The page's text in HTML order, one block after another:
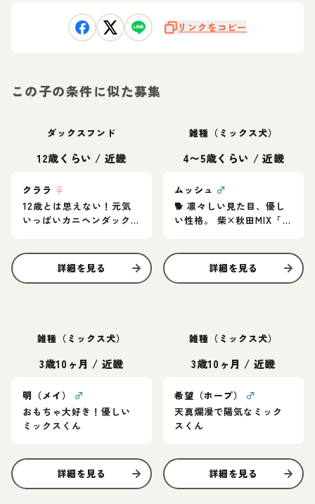
リンクをコピー
この子の条件に似た募集
ダックスフンド
12歳くらい / 近畿
クララ ♀
12歳とは思えない！元気
いっぱいカニヘンダック
詳細を見る
雑種（ミックス犬）
4〜5歳くらい / 近畿
ムッシュ ♂
🐕 凛々しい見た目、優し
い性格。 柴×秋田MIX「ム
詳細を見る
雑種（ミックス犬）
3歳10ヶ月 / 近畿
明（メイ）
♂
おもちゃ大好き！優しい
ミックスくん
詳細を見る
雑種（ミックス犬）
3歳10ヶ月 / 近畿
希望（ホープ）
♂
天真爛漫で陽気なミック
スくん
詳細を見る